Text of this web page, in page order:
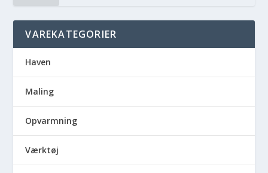
VAREKATEGORIER
Haven
Maling
Opvarmning
Værktøj